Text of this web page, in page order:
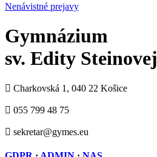
Nenávistné prejavy
Gymnázium
sv. Edity Steinovej
Charkovská 1, 040 22 Košice
055 799 48 75
sekretar@gymes.eu